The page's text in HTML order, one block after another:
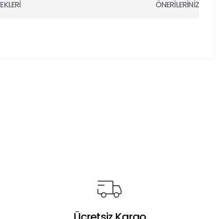
ÖNERİLERİNİZ